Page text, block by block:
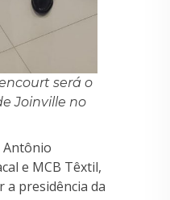
será o
Joinville no
Antônio
e MCB Têxtil,
presidência da